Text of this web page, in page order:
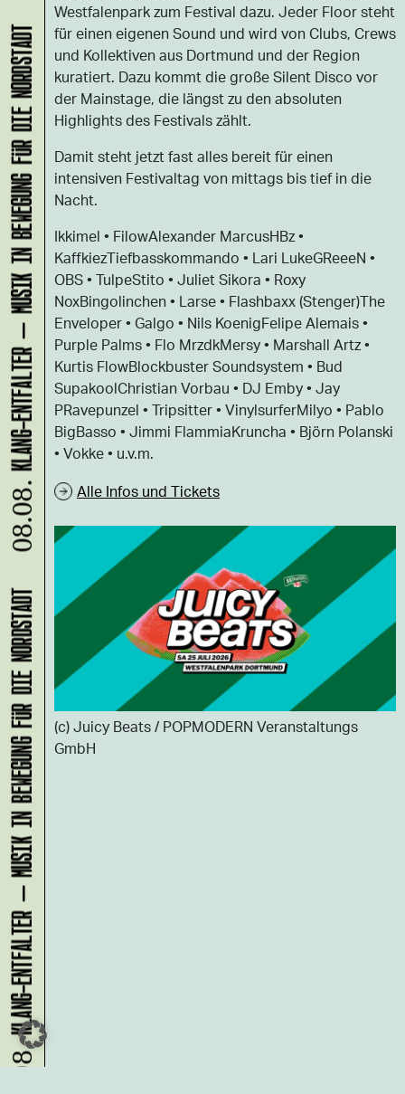
Westfalenpark zum Festival dazu. Jeder Floor steht
für einen eigenen Sound und wird von Clubs, Crews
und Kollektiven aus Dortmund und der Region
kuratiert. Dazu kommt die große Silent Disco vor
der Mainstage, die längst zu den absoluten
Highlights des Festivals zählt.
Damit steht jetzt fast alles bereit für einen
intensiven Festivaltag von mittags bis tief in die
Nacht.
Ikkimel • FilowAlexander MarcusHBz •
KaffkiezTiefbasskommando • Lari LukeGReeeN •
OBS • TulpeStito • Juliet Sikora • Roxy
NoxBingolinchen • Larse • Flashbaxx (Stenger)The
Enveloper • Galgo • Nils KoenigFelipe Alemais •
Purple Palms • Flo MrzdkMersy • Marshall Artz •
Kurtis FlowBlockbuster Soundsystem • Bud
SupakoolChristian Vorbau • DJ Emby • Jay
PRavepunzel • Tripsitter • VinylsurferMilyo • Pablo
BigBasso • Jimmi FlammiaKruncha • Björn Polanski
• Vokke • u.v.m.
Alle Infos und Tickets
(c) Juicy Beats / POPMODERN Veranstaltungs
GmbH
KLANG-ENTFALTER – MUSIK IN BEWEGUNG FÜR DIE NORDSTADT
08.08.
KLANG-ENTFALTER – MUSIK IN BEWEGUNG FÜR DIE NORDSTADT